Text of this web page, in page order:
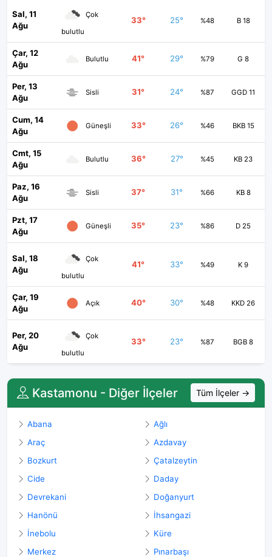
Sal, 11
Ağu
Çok
bulutlu
33° 25° %48 B 18
Çar, 12
Ağu
Bulutlu 41° 29° %79 G 8
Per, 13
Ağu
Sisli 31° 24° %87 GGD 11
Cum, 14
Ağu
Güneşli 33° 26° %46 BKB 15
Cmt, 15
Ağu
Bulutlu 36° 27° %45 KB 23
Paz, 16
Ağu
Sisli 37° 31° %66 KB 8
Pzt, 17
Ağu
Güneşli 35° 23° %86 D 25
Sal, 18
Ağu
Çok
bulutlu
41° 33° %49 K 9
Çar, 19
Ağu
Açık 40° 30° %48 KKD 26
Per, 20
Ağu
Çok
bulutlu
33° 23° %87 BGB 8
Kastamonu - Diğer İlçeler Tüm İlçeler →
Abana
Ağlı
Araç
Azdavay
Bozkurt
Çatalzeytin
Cide
Daday
Devrekani
Doğanyurt
Hanönü
İhsangazi
İnebolu
Küre
Merkez
Pınarbaşı